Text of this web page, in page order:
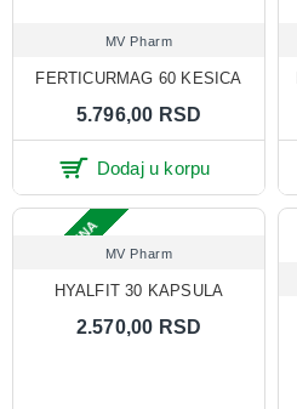
MV Pharm
FERTICURMAG 60 KESICA
5.796,00 RSD
Dodaj u korpu
ONLINE CENA MV Pharm
HYALFIT 30 KAPSULA
2.570,00 RSD